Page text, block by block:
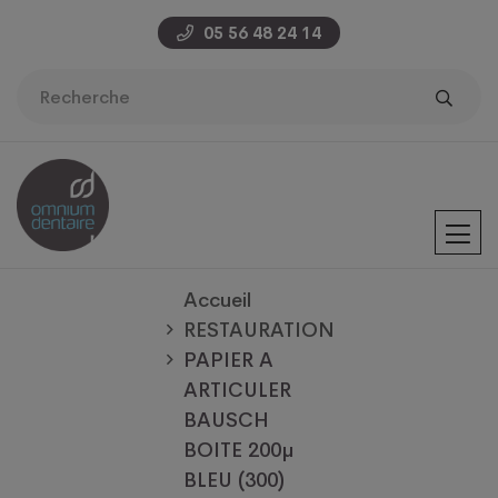
05 56 48 24 14
Accueil
RESTAURATION
PAPIER A
ARTICULER
BAUSCH
BOITE 200µ
BLEU (300)